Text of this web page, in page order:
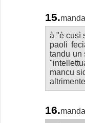
15.
à "è cusì
paoli
tandu un
mancu
16.